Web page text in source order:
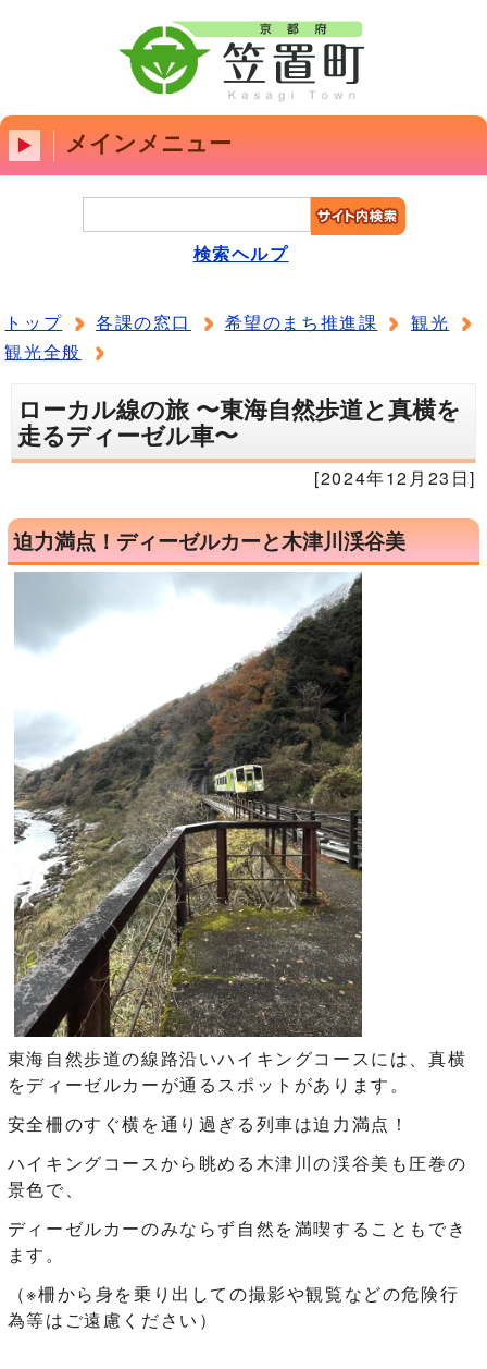
メインメニュー
検索ヘルプ
トップ 各課の窓口 希望のまち推進課
観光
観光全般
ローカル線の旅 〜東海自然歩道と真横を
走るディーゼル車〜
[2024年12月23日]
迫力満点！ディーゼルカーと木津川渓谷美
東海自然歩道の線路沿いハイキングコースには、真横
をディーゼルカーが通るスポットがあります。
安全柵のすぐ横を通り過ぎる列車は迫力満点！
ハイキングコースから眺める木津川の渓谷美も圧巻の
景色で、
ディーゼルカーのみならず自然を満喫することもでき
ます。
（※柵から身を乗り出しての撮影や観覧などの危険行
為等はご遠慮ください）